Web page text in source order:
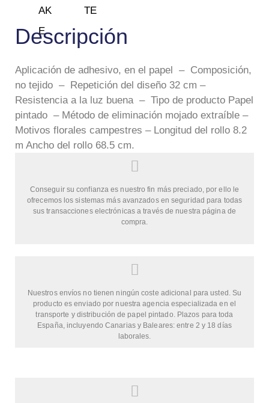
Descripción
Aplicación de adhesivo, en el papel – Composición,
no tejido – Repetición del diseño 32 cm –
Resistencia a la luz buena – Tipo de producto Papel
pintado – Método de eliminación mojado extraíble –
Motivos florales campestres – Longitud del rollo 8.2
m Ancho del rollo 68.5 cm.
Conseguir su confianza es nuestro fin más preciado, por ello le
ofrecemos los sistemas más avanzados en seguridad para todas
sus transacciones electrónicas a través de nuestra página de
compra.
Nuestros envíos no tienen ningún coste adicional para usted. Su
producto es enviado por nuestra agencia especializada en el
transporte y distribución de papel pintado. Plazos para toda
España, incluyendo Canarias y Baleares: entre 2 y 18 días
laborales.